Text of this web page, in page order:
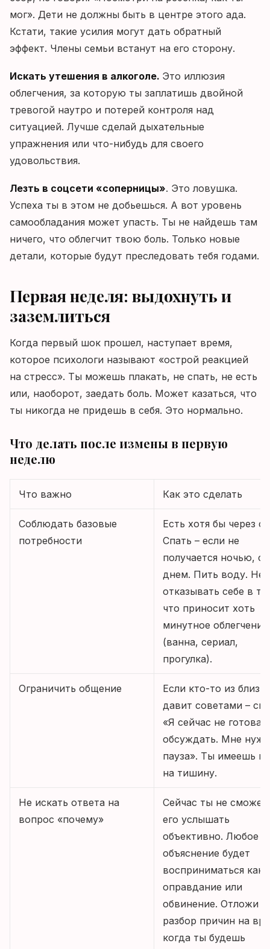
мог». Дети не должны быть в центре этого ада.
Кстати, такие усилия могут дать обратный
эффект. Члены семьи встанут на его сторону.
Искать утешения в алкоголе. Это иллюзия
облегчения, за которую ты заплатишь двойной
тревогой наутро и потерей контроля над
ситуацией. Лучше сделай дыхательные
упражнения или что-нибудь для своего
удовольствия.
Лезть в соцсети «соперницы». Это ловушка.
Успеха ты в этом не добьешься. А вот уровень
самообладания может упасть. Ты не найдешь там
ничего, что облегчит твою боль. Только новые
детали, которые будут преследовать тебя годами.
Первая неделя: выдохнуть и
заземлиться
Когда первый шок прошел, наступает время,
которое психологи называют «острой реакцией
на стресс». Ты можешь плакать, не спать, не есть
или, наоборот, заедать боль. Может казаться, что
ты никогда не придешь в себя. Это нормально.
Что делать после измены в первую
неделю
Что важно Как это сделать
Соблюдать базовые
потребности
Есть хотя бы через
Спать – если не
получается ночью,
днем. Пить воду. Не
отказывать себе в
что приносит хоть
минутное облегчение
(ванна, сериал,
прогулка).
Ограничить общение
Если кто-то из
давит советами –
«Я сейчас не готова
обсуждать. Мне
пауза». Ты имеешь
на тишину.
Не искать ответа на
вопрос «почему»
Сейчас ты не
его услышать
объективно. Любое
объяснение будет
восприниматься как
оправдание или
обвинение. Отложи
разбор причин на
когда ты будешь